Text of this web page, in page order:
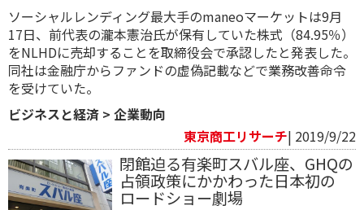
ソーシャルレンディング最大手のmaneoマーケットは9月
17日、前代表の瀧本憲治氏が保有していた株式（84.95％）
をNLHDに売却することを取締役会で承認したと発表した。
同社は金融庁からファンドの虚偽記載などで業務改善命令
を受けていた。
ビジネスと経済 > 企業動向
東京商工リサーチ| 2019/9/22
閉館迫る有楽町スバル座、GHQの
占領政策にかかわった日本初の
ロードショー劇場